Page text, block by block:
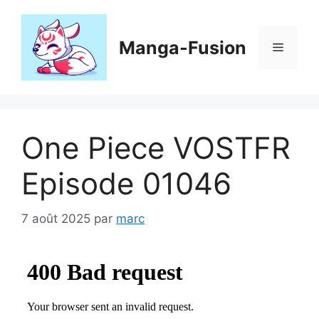
contenu
Manga-Fusion Menu
One Piece VOSTFR
Episode 01046
7 août 2025 par marc